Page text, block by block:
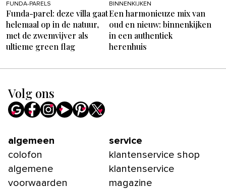
FUNDA-PARELS
Funda-parel: deze villa gaat
helemaal op in de natuur,
met de zwemvijver als
ultieme green flag
BINNENKIJKEN
Een harmonieuze mix van
oud en nieuw: binnenkijken
in een authentiek
herenhuis
Volg ons
algemeen
colofon
algemene
voorwaarden
service
klantenservice shop
klantenservice
magazine